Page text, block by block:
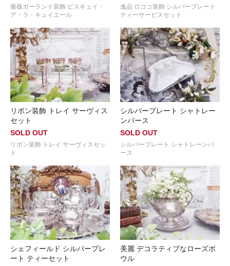
薔薇ガーランド装飾 ビスキュイ・
ア・ラ・キュイエール
逸品 ロココ装飾 シルバープレート
ティーサービスセット
リボン装飾 トレイ サーヴィス
セット
SOLD OUT
リボン装飾 トレイ サーヴィスセッ
ト
シルバープレート シャトレー
ンパース
SOLD OUT
シルバープレート シャトレーンパ
ース
シェフィールド シルバープレ
ート ティーセット
美麗 デコラティブなローズボ
ウル